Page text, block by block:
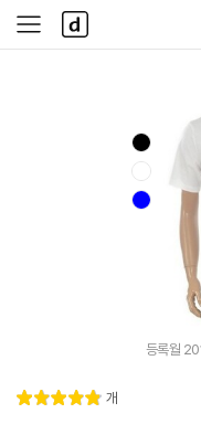
사
이
다
나
와
등록월
별
4.
리
개